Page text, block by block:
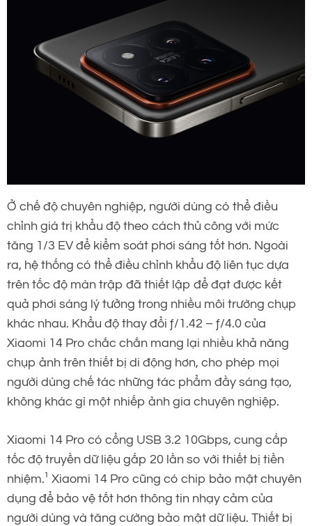
Ở chế độ chuyên nghiệp, người dùng có thể điều
chỉnh giá trị khẩu độ theo cách thủ công với mức
tăng 1/3 EV để kiểm soát phơi sáng tốt hơn. Ngoài
ra, hệ thống có thể điều chỉnh khẩu độ liên tục dựa
trên tốc độ màn trập đã thiết lập để đạt được kết
quả phơi sáng lý tưởng trong nhiều môi trường chụp
khác nhau. Khẩu độ thay đổi ƒ/1.42 – ƒ/4.0 của
Xiaomi 14 Pro chắc chắn mang lại nhiều khả năng
chụp ảnh trên thiết bị di động hơn, cho phép mọi
người dùng chế tác những tác phẩm đầy sáng tạo,
không khác gì một nhiếp ảnh gia chuyên nghiệp.
Xiaomi 14 Pro có cổng USB 3.2 10Gbps, cung cấp
tốc độ truyền dữ liệu gấp 20 lần so với thiết bị tiền
nhiệm.¹ Xiaomi 14 Pro cũng có chip bảo mật chuyên
dụng để bảo vệ tốt hơn thông tin nhạy cảm của
người dùng và tăng cường bảo mật dữ liệu. Thiết bị